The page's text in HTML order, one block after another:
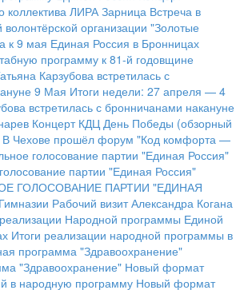
коллектива ЛИРА Зарница Встреча в
волонтёрской организации "Золотые
к 9 мая Единая Россия в Бронницах
программу к 81-й годовщине
Карзубова встретилась с
9 Мая Итоги недели: 27 апреля — 4
встретилась с бронничанами накануне
Концерт КДЦ День Победы (обзорный
В Чехове прошёл форум "Код комфорта —
голосование партии "Единая Россия"
партии "Единая Россия"
ГОЛОСОВАНИЕ ПАРТИИ "ЕДИНАЯ
Рабочий визит Александра Когана
Народной программы Единой
Итоги реализации народной программы в
программа "Здравоохранение"
"Здравоохранение" Новый формат
в народную программу Новый формат